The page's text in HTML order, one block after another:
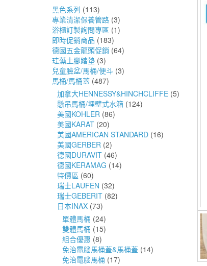
黑色系列 (113)
專業清潔保養管路 (3)
浴櫃訂製詢問專區 (1)
即時促銷商品 (183)
德國五金龍頭促銷 (64)
珪藻土腳踏墊 (3)
兒童臉盆/馬桶/便斗 (3)
馬桶/馬桶蓋 (487)
加拿大HENNESSY&HINCHCLIFFE (5)
懸吊馬桶/埋壁式水箱 (124)
美國KOHLER (86)
美國KARAT (20)
美國AMERICAN STANDARD (16)
美國GERBER (2)
德國DURAVIT (46)
德國KERAMAG (14)
特價區 (60)
瑞士LAUFEN (32)
瑞士GEBERIT (82)
日本INAX (73)
單體馬桶 (24)
雙體馬桶 (15)
組合優惠 (8)
免治電腦馬桶蓋&馬桶蓋 (14)
免治電腦馬桶 (17)